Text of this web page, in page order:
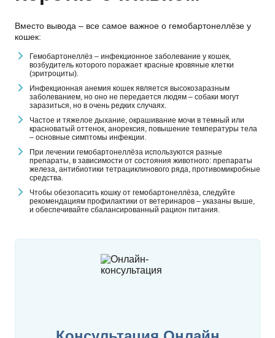
Вместо вывода – все самое важное о гемобартонеллёзе у
кошек:
Гемобартонеллёз – инфекционное заболевание у кошек,
возбудитель которого поражает красные кровяные клетки
(эритроциты).
Инфекционная анемия кошек является высокозаразным
заболеванием, но оно не передается людям – собаки могут
заразиться, но в очень редких случаях.
Частое и тяжелое дыхание, окрашивание мочи в темный или
красноватый оттенок, анорексия, повышение температуры тела
– основные симптомы инфекции.
При лечении гемобартонеллёза используются разные
препараты, в зависимости от состояния животного: препараты
железа, антибиотики тетрациклинового ряда, противомикробные
средства.
Чтобы обезопасить кошку от гемобартонеллёза, следуйте
рекомендациям профилактики от ветеринаров – указаны выше,
и обеспечивайте сбалансированный рацион питания.